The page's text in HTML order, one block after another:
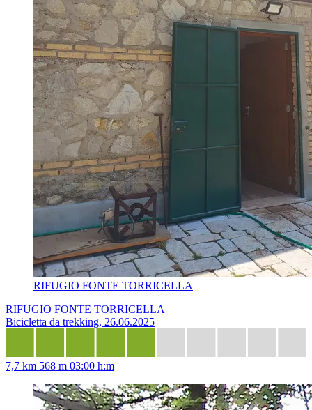
RIFUGIO FONTE TORRICELLA
RIFUGIO FONTE TORRICELLA
Bicicletta da trekking, 26.06.2025
7,7 km 568 m 03:00 h:m